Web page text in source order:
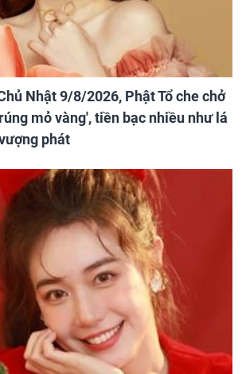
Nhật 9/8/2026, Phật Tổ che chở
mỏ vàng', tiền bạc nhiều như lá
phát